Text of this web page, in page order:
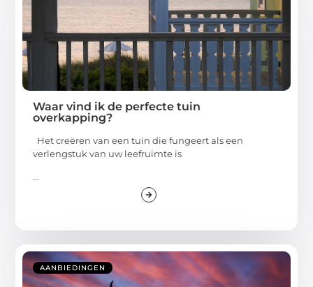
Waar vind ik de perfecte tuin
overkapping?
Het creëren van een tuin die fungeert als een
verlengstuk van uw leefruimte is
...
AANBIEDINGEN